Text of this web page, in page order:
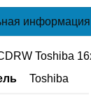
информация
Toshiba
Toshiba